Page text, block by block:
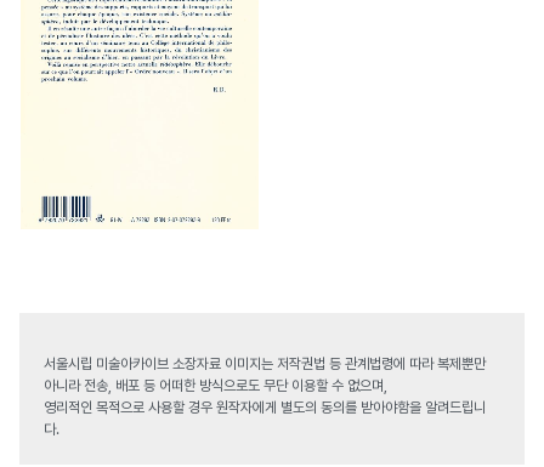
서울시립 미술아카이브 소장자료 이미지는 저작권법 등 관계법령에 따라 복제뿐만
아니라 전송, 배포 등 어떠한 방식으로도 무단 이용할 수 없으며,
영리적인 목적으로 사용할 경우 원작자에게 별도의 동의를 받아야함을 알려드립니
다.